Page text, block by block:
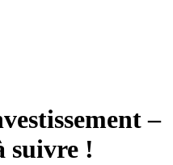
–
suivre !